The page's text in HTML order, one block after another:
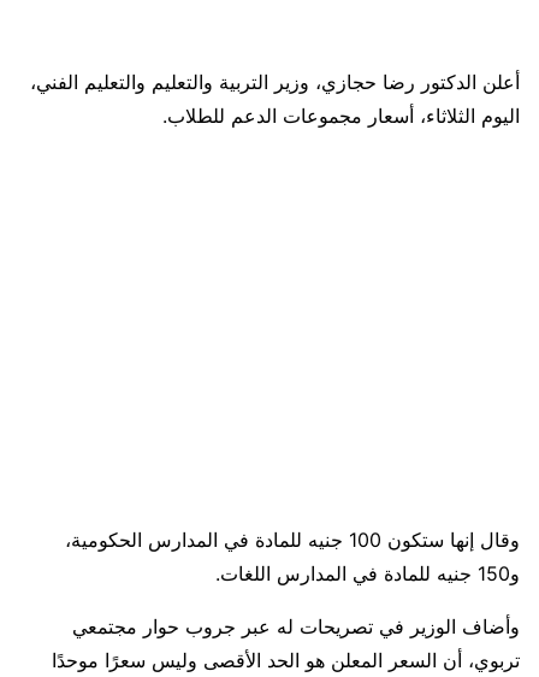
أعلن الدكتور رضا حجازي، وزير التربية والتعليم والتعليم الفني،
اليوم الثلاثاء، أسعار مجموعات الدعم للطلاب.
وقال إنها ستكون 100 جنيه للمادة في المدارس الحكومية،
و150 جنيه للمادة في المدارس اللغات.
وأضاف الوزير في تصريحات له عبر جروب حوار مجتمعي
تربوي، أن السعر المعلن هو الحد الأقصى وليس سعرًا موحدًا